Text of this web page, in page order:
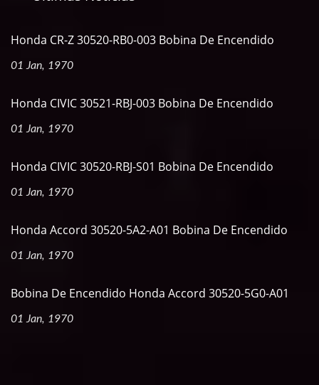
Honda CR-Z 30520-RB0-003 Bobina De Encendido
01 Jan, 1970
Honda CIVIC 30521-RBJ-003 Bobina De Encendido
01 Jan, 1970
Honda CIVIC 30520-RBJ-S01 Bobina De Encendido
01 Jan, 1970
Honda Accord 30520-5A2-A01 Bobina De Encendido
01 Jan, 1970
Bobina De Encendido Honda Accord 30520-5G0-A01
01 Jan, 1970